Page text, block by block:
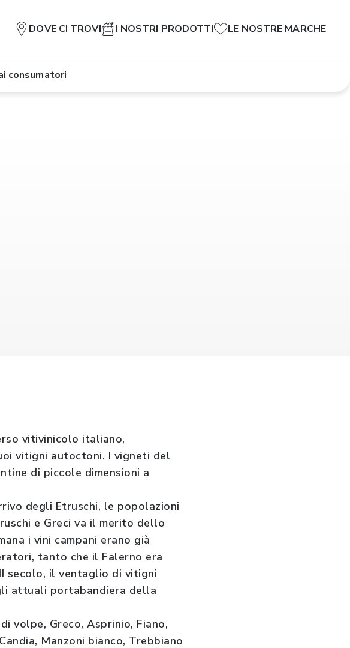
DOVE CI TROVI I NOSTRI PRODOTTI LE NOSTRE MARCHE
consumatori
vitivinicolo italiano,
vitigni autoctoni. I vigneti del
di piccole dimensioni a
degli Etruschi, le popolazioni
e Greci va il merito dello
i vini campani erano già
tanto che il Falerno era
secolo, il ventaglio di vitigni
attuali portabandiera della
volpe, Greco, Asprinio, Fiano,
Manzoni bianco, Trebbiano